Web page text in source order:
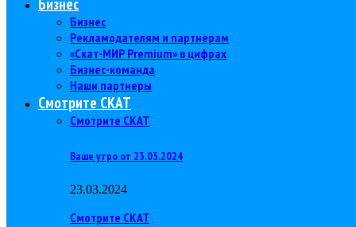
Бизнес
Бизнес
Рекламодателям и партнерам
«Скат-МИР Premium» в цифрах
Бизнес-команда
Наши партнеры
Смотрите СКАТ
Смотрите СКАТ
Ваше утро от 23.03.2024
23.03.2024
Смотрите СКАТ